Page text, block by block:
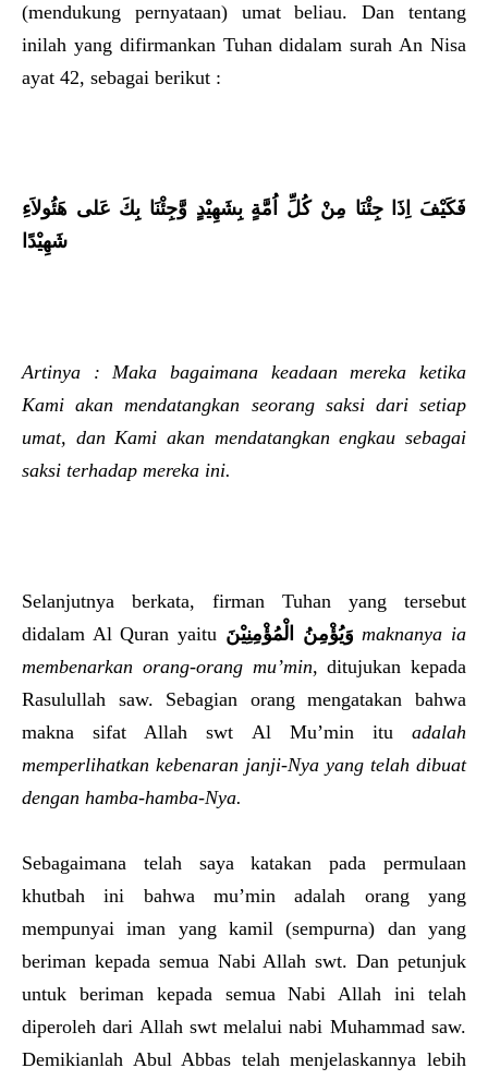
(mendukung pernyataan) umat beliau. Dan tentang
inilah yang difirmankan Tuhan didalam surah An Nisa
ayat 42, sebagai berikut :
فَكَيْفَ اِذَا جِئْنَا مِنْ كُلِّ اُمَّةٍ بِشَهِيْدٍ وَّجِئْنَا بِكَ عَلى هَئُولاَءِ
شَهِيْدًا
Artinya : Maka bagaimana keadaan mereka ketika
Kami akan mendatangkan seorang saksi dari setiap
umat, dan Kami akan mendatangkan engkau sebagai
saksi terhadap mereka ini.
Selanjutnya berkata, firman Tuhan yang tersebut
didalam Al Quran yaitu وَيُؤْمِنُ الْمُؤْمِنِيْنَ maknanya ia
membenarkan orang-orang mu’min, ditujukan kepada
Rasulullah saw. Sebagian orang mengatakan bahwa
makna sifat Allah swt Al Mu’min itu adalah
memperlihatkan kebenaran janji-Nya yang telah dibuat
dengan hamba-hamba-Nya.
Sebagaimana telah saya katakan pada permulaan
khutbah ini bahwa mu’min adalah orang yang
mempunyai iman yang kamil (sempurna) dan yang
beriman kepada semua Nabi Allah swt. Dan petunjuk
untuk beriman kepada semua Nabi Allah ini telah
diperoleh dari Allah swt melalui nabi Muhammad saw.
Demikianlah Abul Abbas telah menjelaskannya lebih